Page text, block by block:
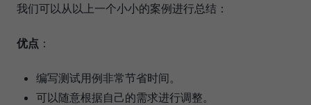
我们可以从以上一个小小的案例进行总结：
优点 ：
编写测试用例非常节省时间。
可以随意根据自己的需求进行调整。